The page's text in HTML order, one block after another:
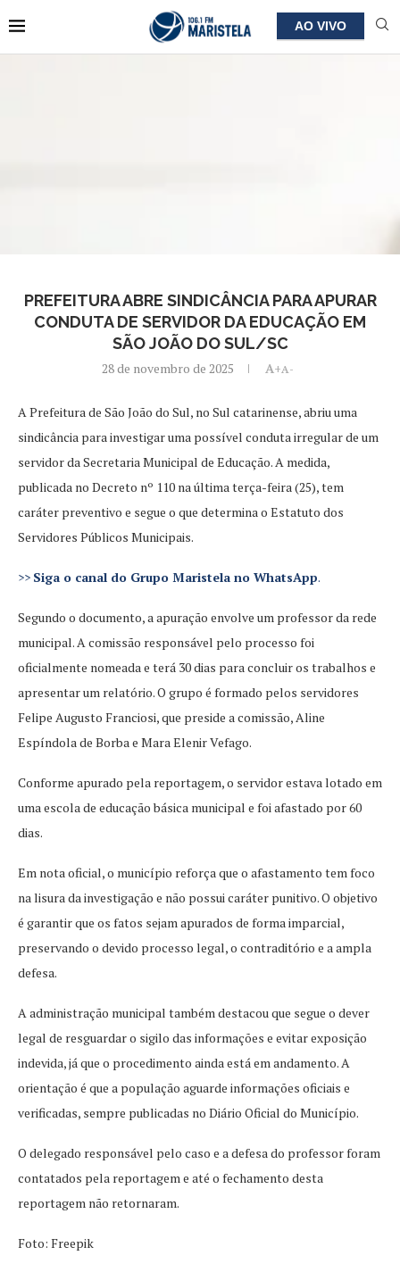
AO VIVO
PREFEITURA ABRE SINDICÂNCIA PARA APURAR
CONDUTA DE SERVIDOR DA EDUCAÇÃO EM
SÃO JOÃO DO SUL/SC
28 de novembro de 2025 A+A-
A Prefeitura de São João do Sul, no Sul catarinense, abriu uma
sindicância para investigar uma possível conduta irregular de um
servidor da Secretaria Municipal de Educação. A medida,
publicada no Decreto nº 110 na última terça-feira (25), tem
caráter preventivo e segue o que determina o Estatuto dos
Servidores Públicos Municipais.
>> Siga o canal do Grupo Maristela no WhatsApp.
Segundo o documento, a apuração envolve um professor da rede
municipal. A comissão responsável pelo processo foi
oficialmente nomeada e terá 30 dias para concluir os trabalhos e
apresentar um relatório. O grupo é formado pelos servidores
Felipe Augusto Franciosi, que preside a comissão, Aline
Espíndola de Borba e Mara Elenir Vefago.
Conforme apurado pela reportagem, o servidor estava lotado em
uma escola de educação básica municipal e foi afastado por 60
dias.
Em nota oficial, o município reforça que o afastamento tem foco
na lisura da investigação e não possui caráter punitivo. O objetivo
é garantir que os fatos sejam apurados de forma imparcial,
preservando o devido processo legal, o contraditório e a ampla
defesa.
A administração municipal também destacou que segue o dever
legal de resguardar o sigilo das informações e evitar exposição
indevida, já que o procedimento ainda está em andamento. A
orientação é que a população aguarde informações oficiais e
verificadas, sempre publicadas no Diário Oficial do Município.
O delegado responsável pelo caso e a defesa do professor foram
contatados pela reportagem e até o fechamento desta
reportagem não retornaram.
Foto: Freepik